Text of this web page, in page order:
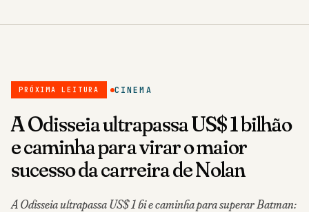
PRÓXIMA LEITURA CINEMA
A Odisseia ultrapassa US$ 1 bilhão
e caminha para virar o maior
sucesso da carreira de Nolan
A Odisseia ultrapassa US$ 1 bi e caminha para superar Batman: